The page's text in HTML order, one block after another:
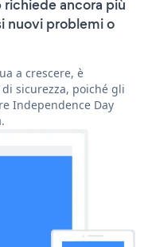
ancora più
nuovi problemi o
a crescere, è
sicurezza, poiché gli
Independence Day